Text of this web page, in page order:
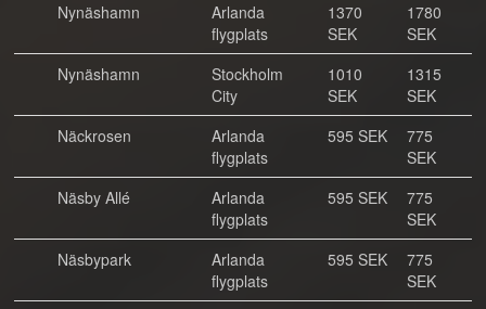
Nynäshamn
Arlanda
flygplats
1370
SEK
1780
SEK
Nynäshamn
Stockholm
City
1010
SEK
1315
SEK
Näckrosen
Arlanda
flygplats
595 SEK
775
SEK
Näsby Allé
Arlanda
flygplats
595 SEK
775
SEK
Näsbypark
Arlanda
flygplats
595 SEK
775
SEK